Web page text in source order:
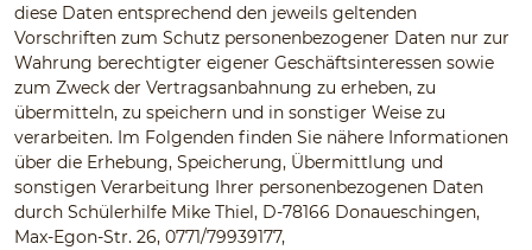
diese Daten entsprechend den jeweils geltenden
Vorschriften zum Schutz personenbezogener Daten nur zur
Wahrung berechtigter eigener Geschäftsinteressen sowie
zum Zweck der Vertragsanbahnung zu erheben, zu
übermitteln, zu speichern und in sonstiger Weise zu
verarbeiten. Im Folgenden finden Sie nähere Informationen
über die Erhebung, Speicherung, Übermittlung und
sonstigen Verarbeitung Ihrer personenbezogenen Daten
durch Schülerhilfe Mike Thiel, D-78166 Donaueschingen,
Max-Egon-Str. 26, 0771/79939177,